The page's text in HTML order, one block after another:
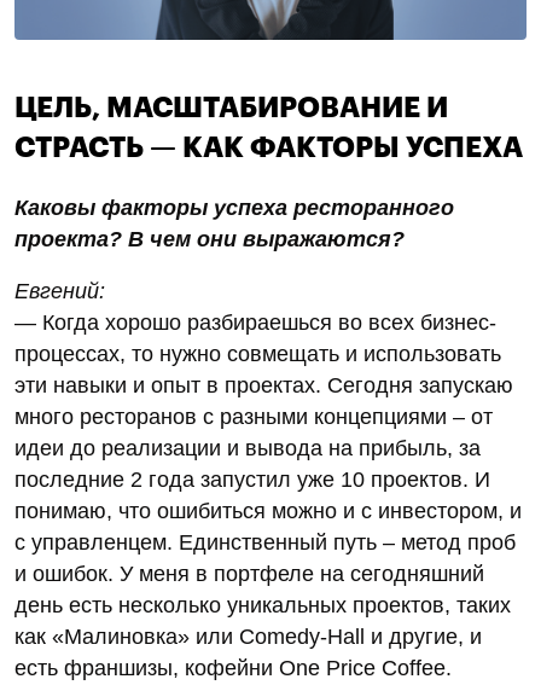
ЦЕЛЬ, МАСШТАБИРОВАНИЕ И
СТРАСТЬ — КАК ФАКТОРЫ УСПЕХА
Каковы факторы успеха ресторанного
проекта? В чем они выражаются?
Евгений:
— Когда хорошо разбираешься во всех бизнес-
процессах, то нужно совмещать и использовать
эти навыки и опыт в проектах. Сегодня запускаю
много ресторанов с разными концепциями – от
идеи до реализации и вывода на прибыль, за
последние 2 года запустил уже 10 проектов. И
понимаю, что ошибиться можно и с инвестором, и
с управленцем. Единственный путь – метод проб
и ошибок. У меня в портфеле на сегодняшний
день есть несколько уникальных проектов, таких
как «Малиновка» или Comedy-Hall и другие, и
есть франшизы, кофейни One Price Coffee.